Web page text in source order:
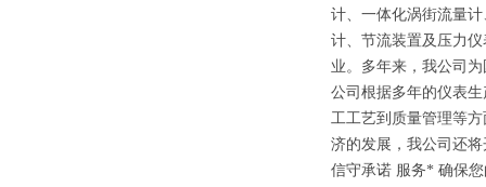
计、一体化涡街流量
计、节流装置及压力
业。多年来，我公司
公司根据多年的仪表
工工艺到质量管理等
济的发展，我公司还
信守承诺 服务* 确保